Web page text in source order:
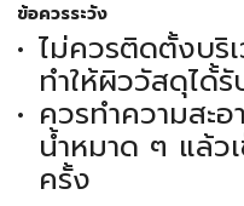
ข้อควรระวัง
ไม่ควรติดตั้งบริ
ทำให้ผิววัสดุได้้
ควรทำความสะ
น้ำหมาด ๆ แล้ว
ครั้ง